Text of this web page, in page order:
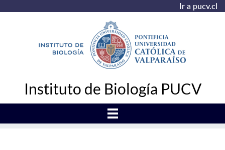
Ir a pucv.cl
Instituto de Biología PUCV